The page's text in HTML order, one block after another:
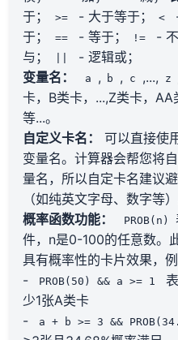
于；
>= - 大于等于； <
于；
== - 等于； != - 不
与；
- 逻辑或；
变量名：
a , b , c ,..., z
卡，B类卡，...,Z类卡，
等...。
自定义卡名：
可以直接使
变量名。计算器会帮您将
量名，所以自定卡名建议
（如纯英文字母、数字等
概率函数功能：
PROB(n)
件，n是0-100的任意数。
具有概率性的卡片效果，例
-
PROB(50) && a >= 1
少1张A类卡
-
a + b >= 3 &&